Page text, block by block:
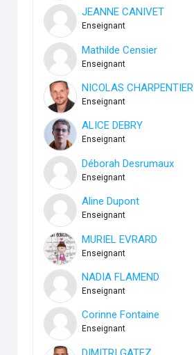
JEANNE CANIVET
Enseignant
Mathilde Censier
Enseignant
NICOLAS CHARPENTIER
Enseignant
ALICE DEBRY
Enseignant
Déborah Desrumaux
Enseignant
Aline Dupont
Enseignant
MURIEL EVRARD
Enseignant
NADIA FLAMEND
Enseignant
Corinne Fontaine
Enseignant